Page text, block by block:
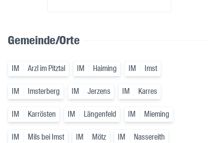
Gemeinde/Orte
IM Arzl im Pitztal IM Haiming IM Imst
IM Imsterberg IM Jerzens IM Karres
IM Karrösten IM Längenfeld IM Mieming
IM Mils bei Imst IM Mötz IM Nassereith